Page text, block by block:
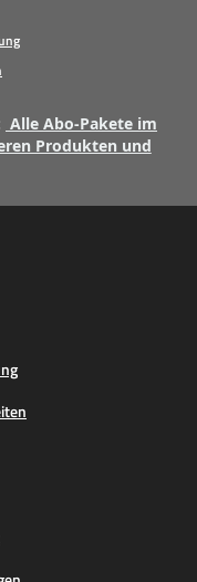
Alle Abo-Pakete im
Produkten und